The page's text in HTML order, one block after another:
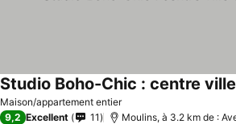
Maison/appartement entier
9,2 Excellent 11 Moulins, à 3.2 km de :